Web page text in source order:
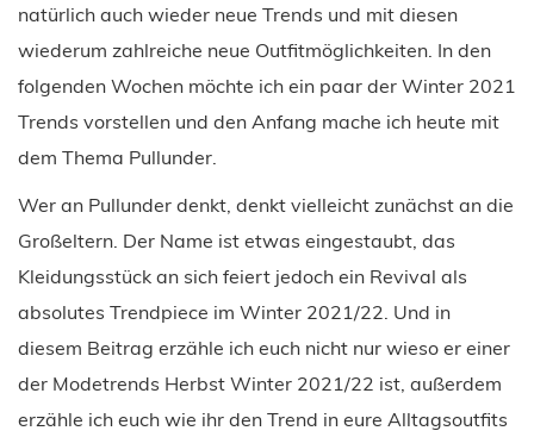
natürlich auch wieder neue Trends und mit diesen
wiederum zahlreiche neue Outfitmöglichkeiten. In den
folgenden Wochen möchte ich ein paar der Winter 2021
Trends vorstellen und den Anfang mache ich heute mit
dem Thema Pullunder.
Wer an Pullunder denkt, denkt vielleicht zunächst an die
Großeltern. Der Name ist etwas eingestaubt, das
Kleidungsstück an sich feiert jedoch ein Revival als
absolutes Trendpiece im Winter 2021/22. Und in
diesem Beitrag erzähle ich euch nicht nur wieso er einer
der Modetrends Herbst Winter 2021/22 ist, außerdem
erzähle ich euch wie ihr den Trend in eure Alltagsoutfits